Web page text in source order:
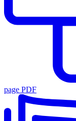
page PDF